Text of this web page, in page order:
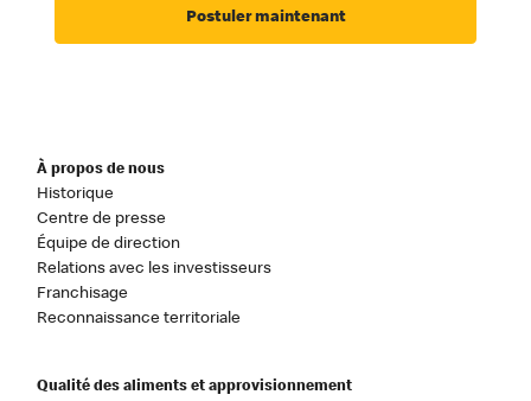
Postuler maintenant
À propos de nous
Historique
Centre de presse
Équipe de direction
Relations avec les investisseurs
Franchisage
Reconnaissance territoriale
Qualité des aliments et approvisionnement